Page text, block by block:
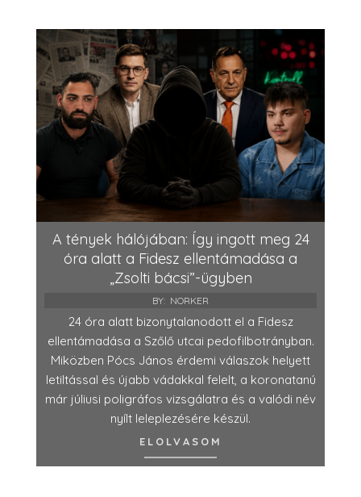
A tények hálójában: Így ingott meg 24
óra alatt a Fidesz ellentámadása a
„Zsolti bácsi”-ügyben
BY: NORKER
24 óra alatt bizonytalanodott el a Fidesz
ellentámadása a Szőlő utcai pedofilbotrányban.
Miközben Pócs János érdemi válaszok helyett
letiltással és újabb vádakkal felelt, a koronatanú
már júliusi poligráfos vizsgálatra és a valódi név
nyílt leleplezésére készül.
ELOLVASOM